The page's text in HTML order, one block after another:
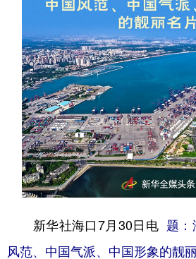
地方频道
北京 天津
辽宁 吉林
浙江 安徽
山东 河南
广东 广西 海
新华社海口7月30日电 题
风范、中国气派、中国形象的靓